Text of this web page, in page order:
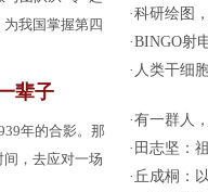
我国掌握第四
辈子
年的合影。那
，去应对一场
·科研绘图
·BINGO射
· 人类干细
·有一群人
· 田志坚：
· 丘成桐：